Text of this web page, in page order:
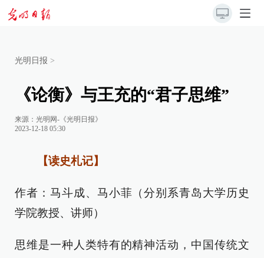
光明日报 >
《论衡》与王充的“君子思维”
来源： 光明网-《光明日报》
2023-12-18 05:30
【读史札记】
作者：马斗成、马小菲（分别系青岛大学历史
学院教授、讲师）
思维是一种人类特有的精神活动，中国传统文